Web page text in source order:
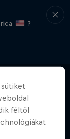
?
sütiket
féltől